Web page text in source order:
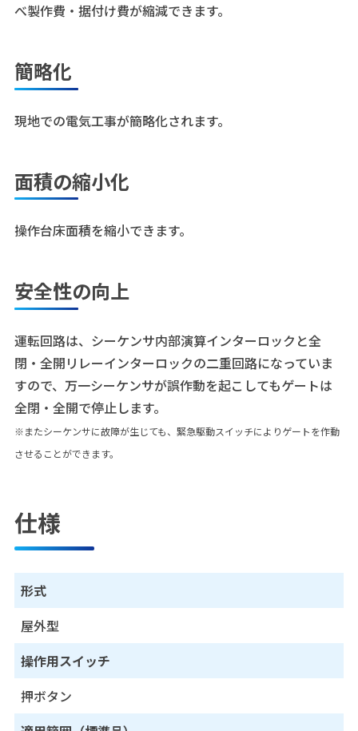
べ製作費・据付け費が縮減できます。
簡略化
現地での電気工事が簡略化されます。
面積の縮小化
操作台床面積を縮小できます。
安全性の向上
運転回路は、シーケンサ内部演算インターロックと全
閉・全開リレーインターロックの二重回路になっていま
すので、万一シーケンサが誤作動を起こしてもゲートは
全閉・全開で停止します。
※またシーケンサに故障が生じても、緊急駆動スイッチによりゲートを作動
させることができます。
仕様
形式
屋外型
操作用スイッチ
押ボタン